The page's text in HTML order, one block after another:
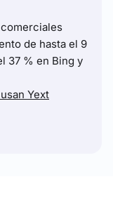
de hasta el 9
37 % en Bing y
Yext